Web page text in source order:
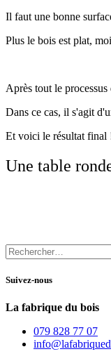
Il faut une bonne
Plus le bois est plat,
Après tout le
Dans ce cas, il s'agit
Et voici le résultat final
Une table
Suivez-nous
La fabrique du bois
079 828 77 07